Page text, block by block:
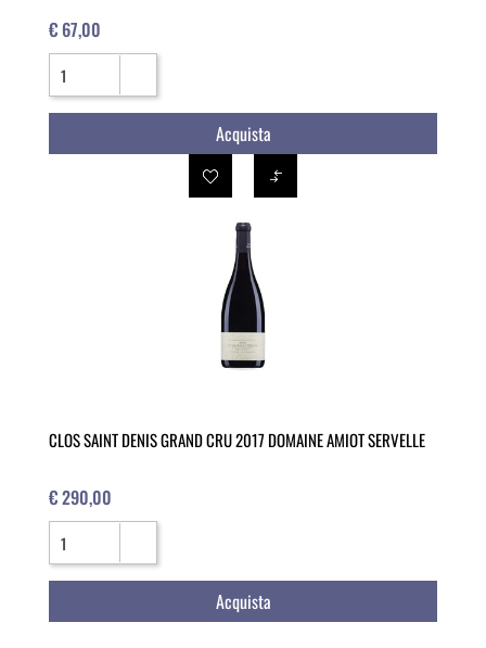
€ 67,00
Quantità
Acquista
CLOS SAINT DENIS GRAND CRU 2017 DOMAINE AMIOT SERVELLE
€ 290,00
Quantità
Acquista